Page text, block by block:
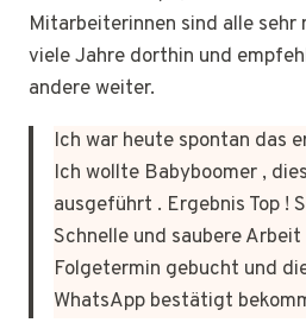
Mitarbeiterinnen sind alle sehr
viele Jahre dorthin und
andere weiter.
Ich war heute spontan das
Ich wollte Babyboomer ,
ausgeführt . Ergebnis Top !
Schnelle und saubere
Folgetermin gebucht und
WhatsApp bestätigt